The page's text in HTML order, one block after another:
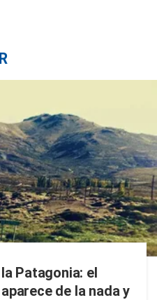
Patagonia: el
de la nada y